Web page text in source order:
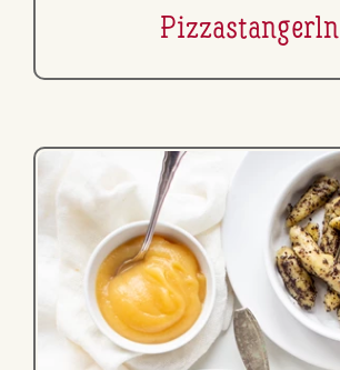
Piz­zastan­gerln